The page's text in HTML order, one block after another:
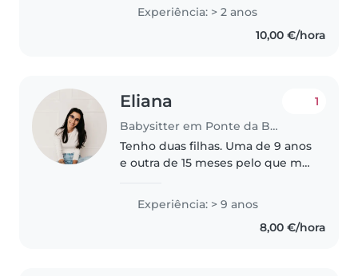
cuidar com carinho.
Experiência: > 2 anos
10,00 €/hora
Eliana
Babysitter em Ponte da Barca
1
Tenho duas filhas. Uma de 9 anos
e outra de 15 meses pelo que me
tipo de bebes e crianças. Sou
carinhosa, divertida e
Experiência: > 9 anos
8,00 €/hora